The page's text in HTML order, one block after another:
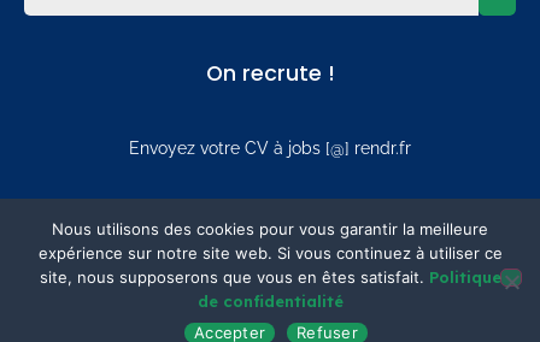
On recrute !
Envoyez votre CV à jobs [@] rendr.fr
Mentions
Mentions légales
Politique de confidentialité
Nous utilisons des cookies pour vous garantir la meilleure
expérience sur notre site web. Si vous continuez à utiliser ce
site, nous supposerons que vous en êtes satisfait. Politique
de confidentialité
Accepter
Refuser